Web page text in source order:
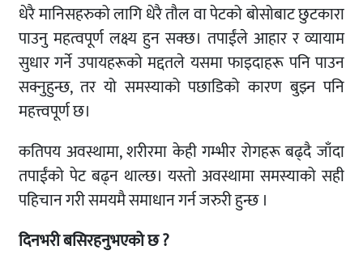
धेरै मानिसहरुको लागि धेरै तौल वा पेटको बोसोबाट छुटकारा
पाउनु महत्वपूर्ण लक्ष्य हुन सक्छ। तपाईंले आहार र व्यायाम
सुधार गर्ने उपायहरूको मद्दतले यसमा फाइदाहरू पनि पाउन
सक्नुहुन्छ, तर यो समस्याको पछाडिको कारण बुझ्न पनि
महत्त्वपूर्ण छ।
कतिपय अवस्थामा, शरीरमा केही गम्भीर रोगहरू बढ्दै जाँदा
तपाईंको पेट बढ्न थाल्छ। यस्तो अवस्थामा समस्याको सही
पहिचान गरी समयमै समाधान गर्न जरुरी हुन्छ ।
दिनभरी बसिरहनुभएको छ ?